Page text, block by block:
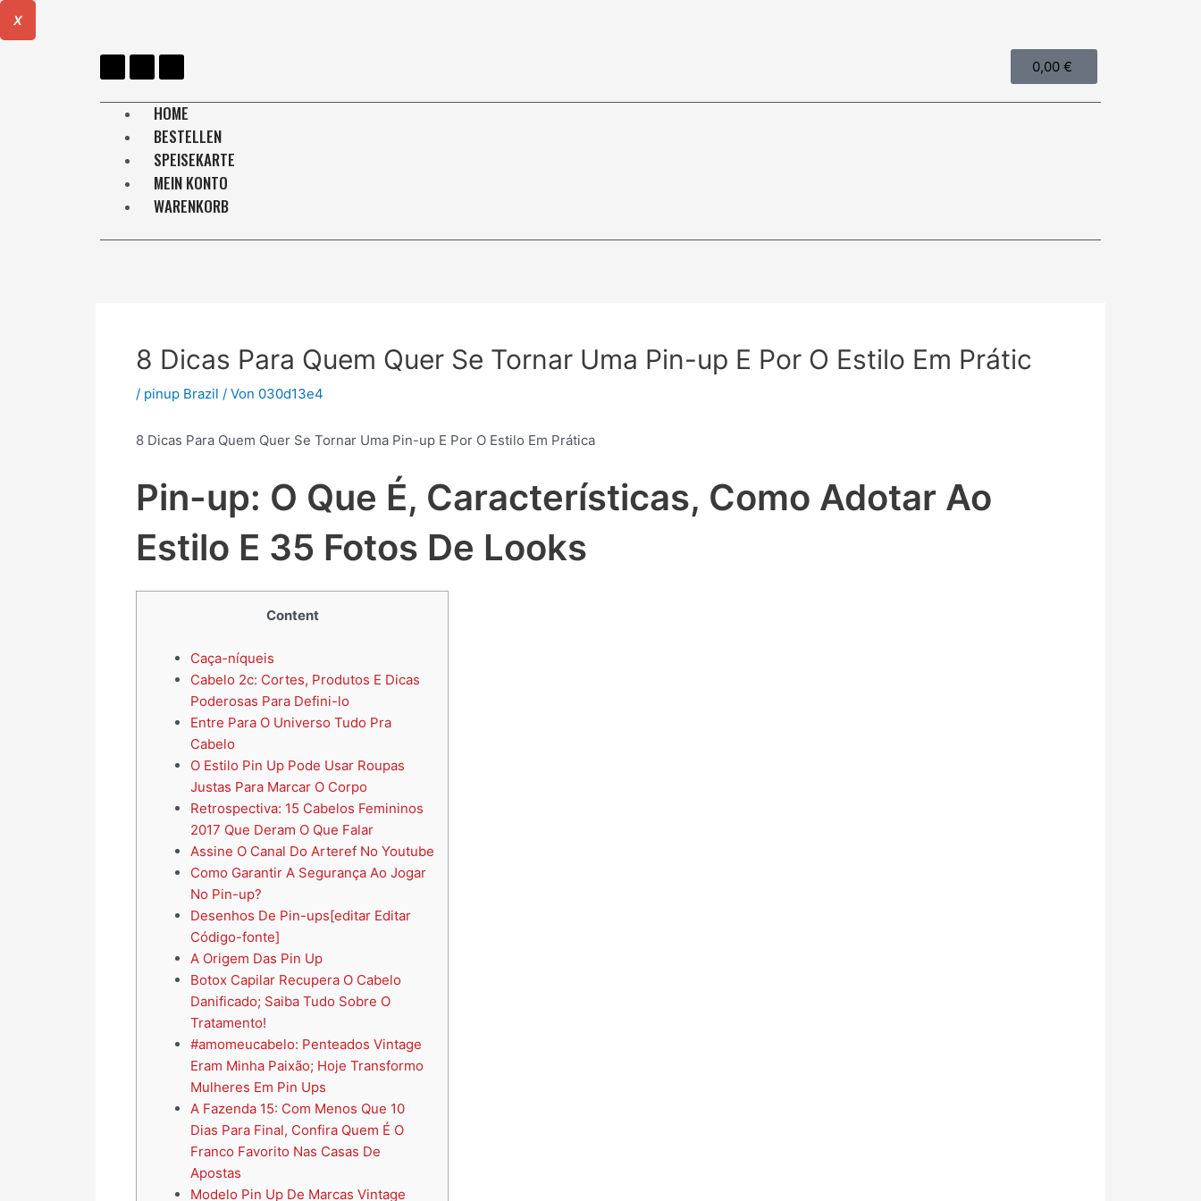
X
0,00€
HOME
BESTELLEN
SPEISEKARTE
MEIN KONTO
WARENKORB
8 Dicas Para Quem Quer Se Tornar Uma Pin-up E Por O Estilo Em Prátic
/ pinup Brazil / Von 030d13e4
8 Dicas Para Quem Quer Se Tornar Uma Pin-up E Por O Estilo Em Prática
Pin-up: O Que É, Características, Como Adotar Ao
Estilo E 35 Fotos De Looks
Content
Caça-níqueis
Cabelo 2c: Cortes, Produtos E Dicas
Poderosas Para Defini-lo
Entre Para O Universo Tudo Pra
Cabelo
O Estilo Pin Up Pode Usar Roupas
Justas Para Marcar O Corpo
Retrospectiva: 15 Cabelos Femininos
2017 Que Deram O Que Falar
Assine O Canal Do Arteref No Youtube
Como Garantir A Segurança Ao Jogar
No Pin-up?
Desenhos De Pin-ups[editar Editar
Código-fonte]
A Origem Das Pin Up
Botox Capilar Recupera O Cabelo
Danificado; Saiba Tudo Sobre O
Tratamento!
#amomeucabelo: Penteados Vintage
Eram Minha Paixão; Hoje Transformo
Mulheres Em Pin Ups
A Fazenda 15: Com Menos Que 10
Dias Para Final, Confira Quem É O
Franco Favorito Nas Casas De
Apostas
Modelo Pin Up De Marcas Vintage